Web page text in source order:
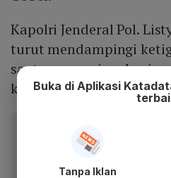
Kapolri Jenderal Pol.
turut mendampingi
saat menemui
komando.
Baca artikel ini lewat
Dapatkan pengalaman
fitur menarik lainnya lewat
Buka di Aplikasi
Tanpa Iklan